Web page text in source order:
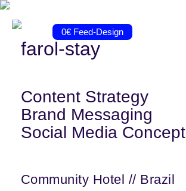
0€ Feed-Design
farol-stay
Content Strategy
Brand Messaging
Social Media Concept
Community Hotel // Brazil